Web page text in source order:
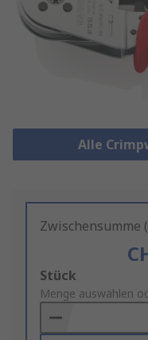
Alle
Zwischensumme
Add
to
Basket
Stück
Menge auswählen